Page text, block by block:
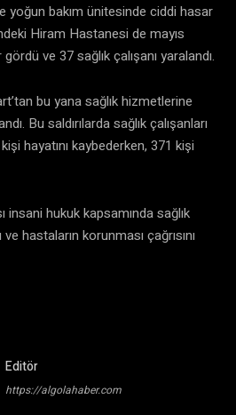
yoğun bakım ünitesinde ciddi hasar
Hiram Hastanesi de mayıs
ve 37 sağlık çalışanı yaralandı.
bu yana sağlık hizmetlerine
Bu saldırılarda sağlık çalışanları
hayatını kaybederken, 371 kişi
insani hukuk kapsamında sağlık
hastaların korunması çağrısını
Editör
https://algolahaber.com